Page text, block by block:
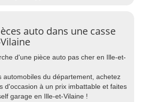
auto dans une casse
d'une pièce auto pas cher en Ille-et-
automobiles du département, achetez
d'occasion à un prix imbattable et faites
garage en Ille-et-Vilaine !